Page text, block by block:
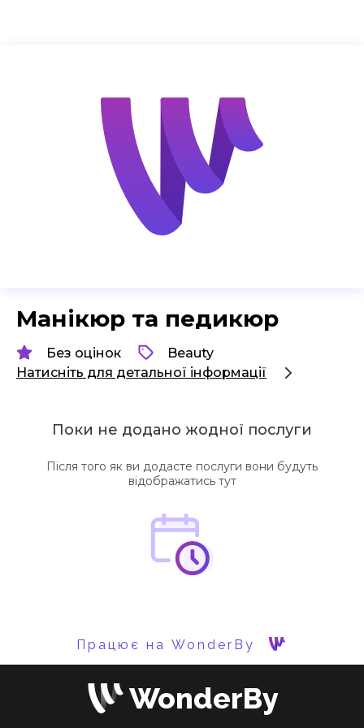
Манікюр та педикюр
Без оцінок
Beauty
Натисніть для детальної інформації
Поки не додано жодної послуги
Після того як ви додасте послуги вони будуть
відображатись тут
Працює на WonderBy
WonderBy